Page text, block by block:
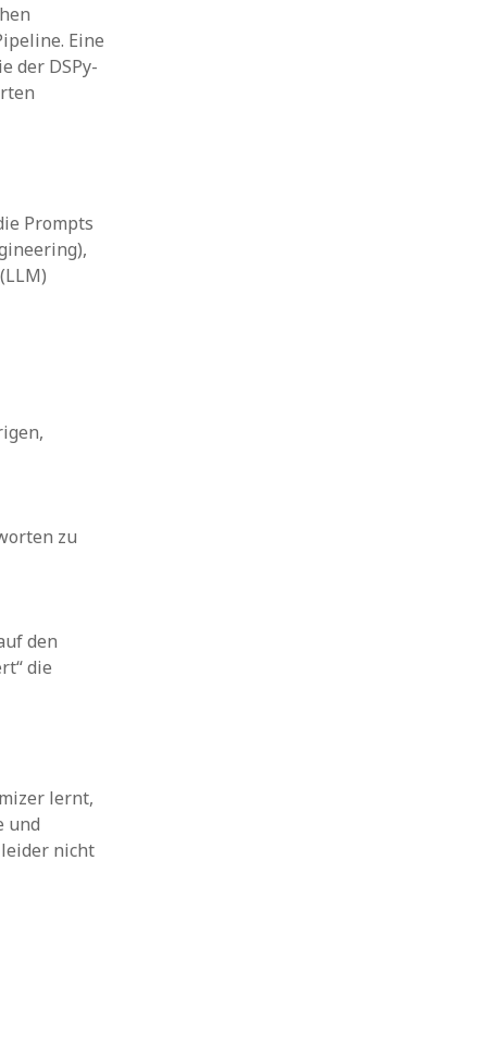
Eine
der DSPy-
Prompts
zu
den
die
lernt,
und
nicht